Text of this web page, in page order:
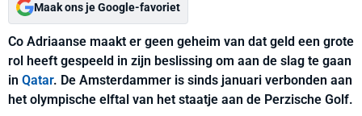
Maak ons je Google-favoriet
Co Adriaanse maakt er geen geheim van dat geld een grote
rol heeft gespeeld in zijn beslissing om aan de slag te gaan
in Qatar. De Amsterdammer is sinds januari verbonden aan
het olympische elftal van het staatje aan de Perzische Golf.